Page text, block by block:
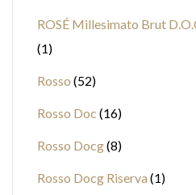
ROSÉ Millesimato Brut
1
Rosso 52
Rosso Doc 16
Rosso Docg 8
Rosso Docg Riserva 1